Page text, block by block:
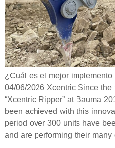
¿Cuál es el mejor implemento
04/06/2026 Xcentric Since the
“Xcentric Ripper” at Bauma
been achieved with this
period over 300 units have
and are performing their